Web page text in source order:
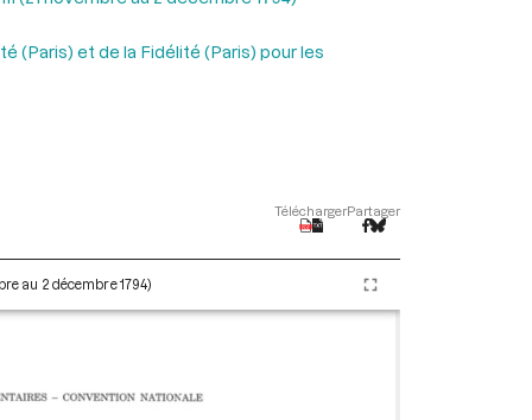
(Paris) et de la Fidélité (Paris) pour les
TéléchargerPartager
au 2 décembre 1794)